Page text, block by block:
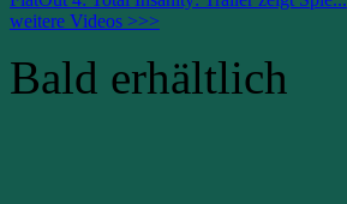
weitere Videos >>>
Bald erhältlich